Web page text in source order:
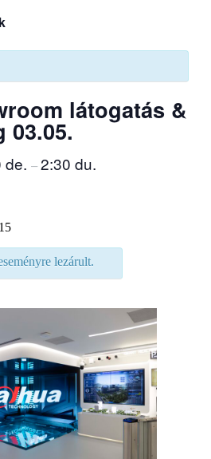
látogatás &
03.05.
de. –2:30 du.
lezárult.